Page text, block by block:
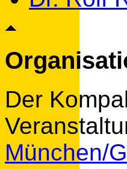
Der
München/